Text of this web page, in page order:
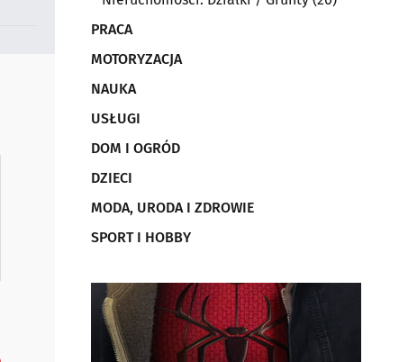
PRACA
MOTORYZACJA
NAUKA
USŁUGI
DOM I OGRÓD
DZIECI
MODA, URODA I ZDROWIE
SPORT I HOBBY